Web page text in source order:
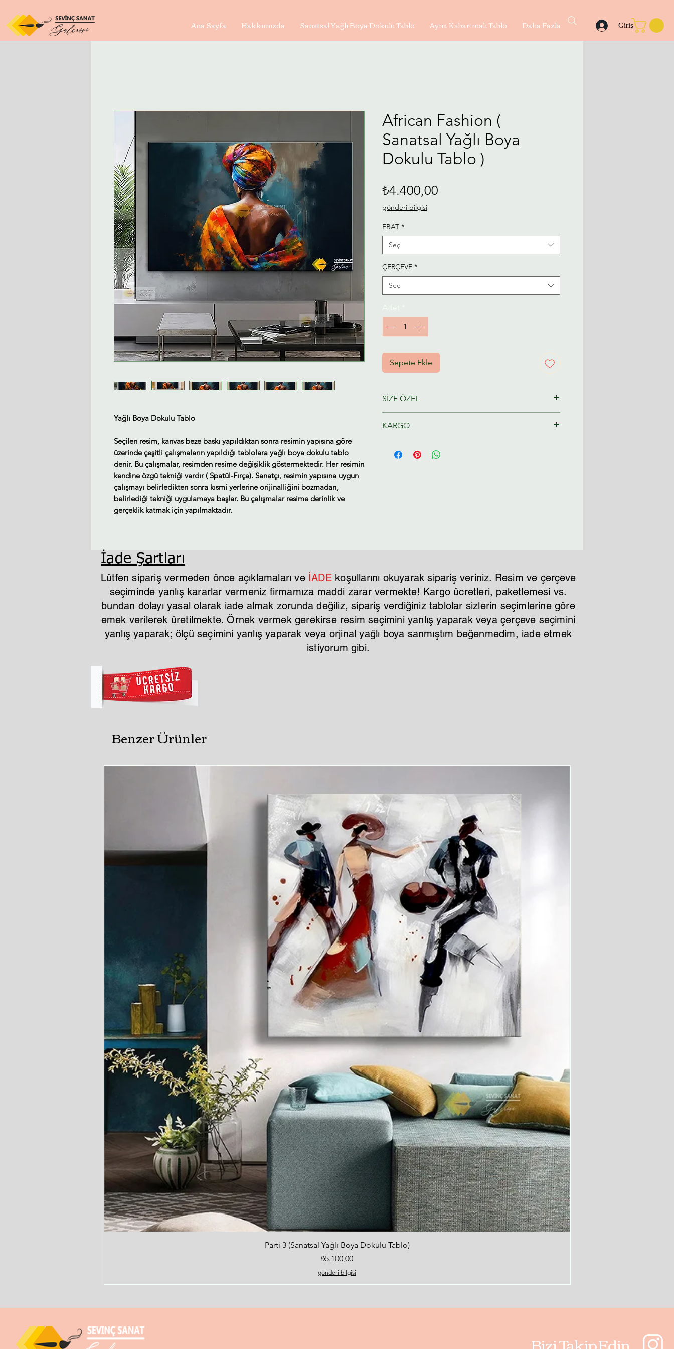
Ana Sayfa Hakkımızda Sanatsal Yağlı Boya Dokulu Tablo Ayna Kabartmalı Tablo Daha Fazla Giriş
Yağlı Boya Dokulu Tablo
Seçilen resim, kanvas beze baskı yapıldıktan sonra resimin yapısına göre
üzerinde çeşitli çalışmaların yapıldığı tablolara yağlı boya dokulu tablo
denir. Bu çalışmalar, resimden resime değişiklik göstermektedir. Her resimin
kendine özgü tekniği vardır ( Spatül-Fırça). Sanatçı, resimin yapısına uygun
çalışmayı belirledikten sonra kısmi yerlerine orijinalliğini bozmadan,
belirlediği tekniği uygulamaya başlar. Bu çalışmalar resime derinlik ve
gerçeklik katmak için yapılmaktadır.
African Fashion (
Sanatsal Yağlı Boya
Dokulu Tablo )
₺4.400,00
gönderi bilgisi
EBAT *
Seç
ÇERÇEVE *
Seç
Sepete Ekle
SİZE ÖZEL
hazırlanacaktır.
KARGO
Tahmini Kargo teslim 2-3 iş günü
İade Şartları
Lütfen sipariş vermeden önce açıklamaları ve İADEkoşullarını okuyarak sipariş veriniz. Resim ve çerçeve
seçiminde yanlış kararlar vermeniz firmamıza maddi zarar vermekte! Kargo ücretleri, paketlemesi vs.
bundan dolayı yasal olarak iade almak zorunda değiliz, sipariş verdiğiniz tablolar sizlerin seçimlerine göre
emek verilerek üretilmekte. Örnek vermek gerekirse resim seçimini yanlış yaparak veya çerçeve seçimini
yanlış yaparak; ölçü seçimini yanlış yaparak veya orjinal yağlı boya sanmıştım beğenmedim, iade etmek
istiyorum gibi.
Benzer Ürünler
Hızlı Bakış
Parti 3 (Sanatsal Yağlı Boya Dokulu Tablo)
Fiyat
₺5.100,00
gönderi bilgisi